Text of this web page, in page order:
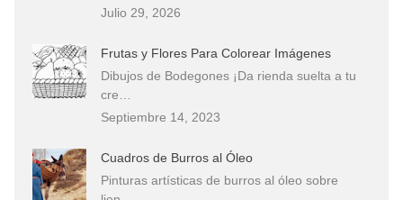
Julio 29, 2026
Frutas y Flores Para Colorear Imágenes
Dibujos de Bodegones ¡Da rienda suelta a tu
cre…
Septiembre 14, 2023
Cuadros de Burros al Óleo
Pinturas artísticas de burros al óleo sobre